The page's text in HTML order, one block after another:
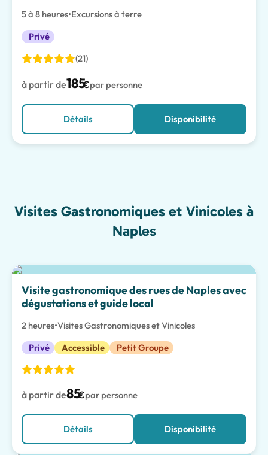
5 à 8 heures•Excursions à terre
Privé
(21)
à partir de185€par personne
Détails Disponibilité
Visites Gastronomiques et Vinicoles à
Naples
Meilleur choix
Visite gastronomique des rues de Naples avec
dégustations et guide local
2 heures•Visites Gastronomiques et Vinicoles
Privé
Accessible Petit Groupe
à partir de85€par personne
Détails Disponibilité